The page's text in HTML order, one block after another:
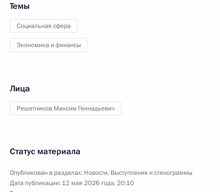
Темы
Социальная сфера
Экономика и финансы
Лица
Решетников Максим Геннадьевич
Статус материала
Опубликован в разделах: Новости, Выступления и стенограммы
Дата публикации: 12 мая 2026 года, 20:10